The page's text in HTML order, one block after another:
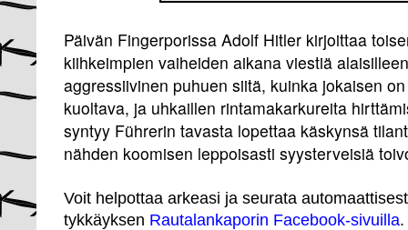
Päivän Fingerporissa Adolf Hitler kirjoittaa
kiihkeimpien vaiheiden aikana viestiä
aggressiivinen puhuen siitä, kuinka jokaisen
kuoltava, ja uhkaillen rintamakarkureita
syntyy Führerin tavasta lopettaa käskynsä
nähden koomisen leppoisasti syysterveisiä
Voit helpottaa arkeasi ja seurata
tykkäyksen Rautalankaporin Facebook-sivuilla